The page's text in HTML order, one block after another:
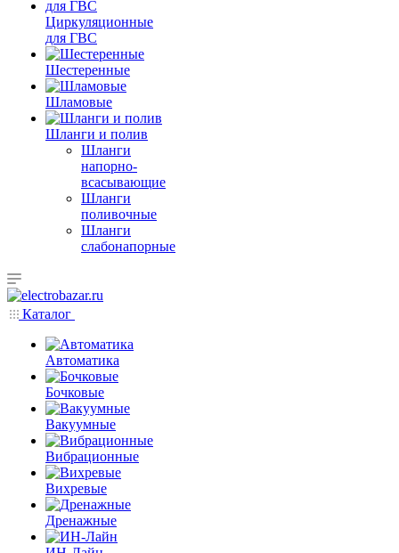
Циркуляционные
для ГВС
Шестеренные
Шламовые
Шланги и полив
Шланги
напорно-
всасывающие
Шланги
поливочные
Шланги
слабонапорные
Каталог
Автоматика
Бочковые
Вакуумные
Вибрационные
Вихревые
Дренажные